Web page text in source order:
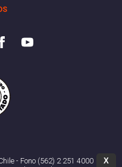
- Fono (562) 2 251 4000
X